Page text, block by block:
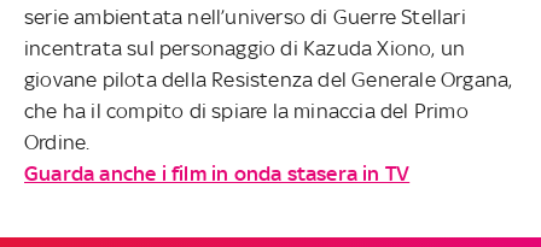
serie ambientata nell’universo di Guerre Stellari
incentrata sul personaggio di Kazuda Xiono, un
giovane pilota della Resistenza del Generale Organa,
che ha il compito di spiare la minaccia del Primo
Ordine.
Guarda anche i film in onda stasera in TV